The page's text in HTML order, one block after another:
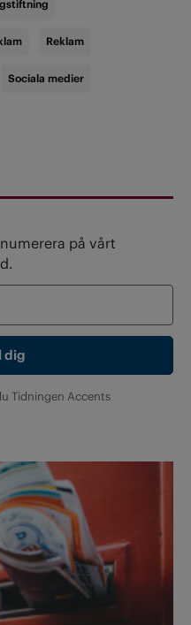
Reklam
Sociala medier
på vårt
Tidningen Accents